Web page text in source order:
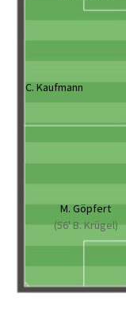
C. Kaufmann
M. Göpfert
(56' B. Krügel)